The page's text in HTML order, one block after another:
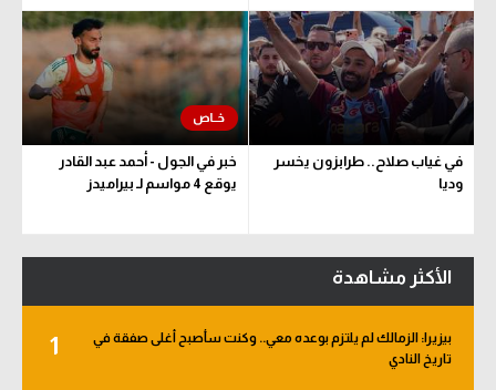
في غياب صلاح.. طرابزون يخسر
وديا
خبر في الجول - أحمد عبد القادر
يوقع 4 مواسم لـ بيراميدز
الأكثر مشاهدة
1
بيزيرا: الزمالك لم يلتزم بوعده معي.. وكنت سأصبح أغلى صفقة في
تاريخ النادي